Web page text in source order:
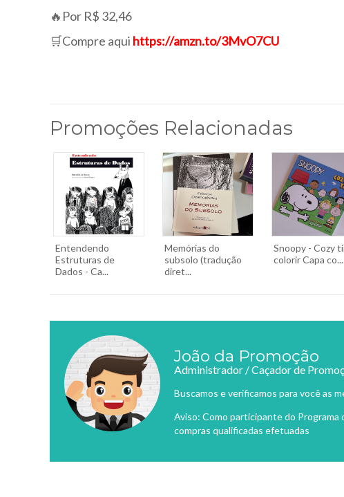
🔥Por R$ 32,46
🛒Compre aqui https://amzn.to/3MvO7CU
Promoções Relacionadas
Entendendo
Estruturas de
Dados - Ca...
Memórias do
subsolo (tradução
diret...
Snoopy - Cozy
colorir Capa co...
João da Promoção
Administrador / Caçador de
Buscamos e verificamos para você as
Aviso: Como participante do Programa
compras qualificadas efetuadas